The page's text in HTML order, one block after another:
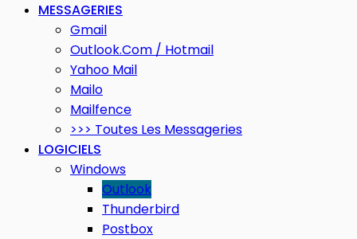
MESSAGERIES
Gmail
Outlook.com / Hotmail
Yahoo Mail
Mailo
Mailfence
>>> Toutes Les Messageries
LOGICIELS
Windows
Outlook
Thunderbird
Postbox